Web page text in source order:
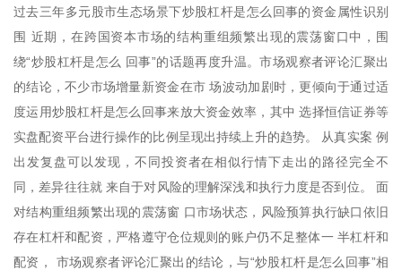
过去三年多元股市生态场景下炒股杠杆是怎么回事的资金属性识别
围 近期，在跨国资本市场的结构重组频繁出现的震荡窗口中，围
绕“炒股杠杆是怎么 回事”的话题再度升温。市场观察者评论汇聚出
的结论，不少市场增量新资金在市 场波动加剧时，更倾向于通过适
度运用炒股杠杆是怎么回事来放大资金效率，其中 选择恒信证券等
实盘配资平台进行操作的比例呈现出持续上升的趋势。 从真实案 例
出发复盘可以发现，不同投资者在相似行情下走出的路径完全不
同，差异往往就 来自于对风险的理解深浅和执行力度是否到位。 面
对结构重组频繁出现的震荡窗 口市场状态，风险预算执行缺口依旧
存在杠杆和配资，严格遵守仓位规则的账户仍不足整体一 半杠杆和
配资， 市场观察者评论汇聚出的结论，与“炒股杠杆是怎么回事”相